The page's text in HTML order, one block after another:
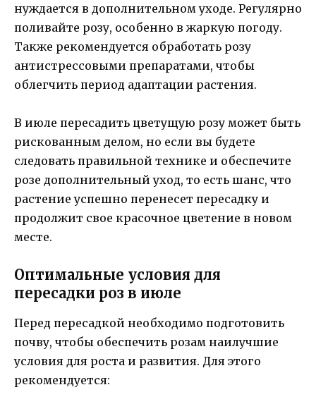
нуждается в дополнительном уходе. Регулярно
поливайте розу, особенно в жаркую погоду.
Также рекомендуется обработать розу
антистрессовыми препаратами, чтобы
облегчить период адаптации растения.
В июле пересадить цветущую розу может быть
рискованным делом, но если вы будете
следовать правильной технике и обеспечите
розе дополнительный уход, то есть шанс, что
растение успешно перенесет пересадку и
продолжит свое красочное цветение в новом
месте.
Оптимальные условия для
пересадки роз в июле
Перед пересадкой необходимо подготовить
почву, чтобы обеспечить розам наилучшие
условия для роста и развития. Для этого
рекомендуется: